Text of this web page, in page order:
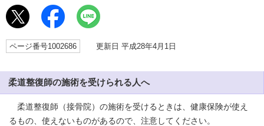
ページ番号1002686 更新日 平成28年4月1日
柔道整復師の施術を受けられる人へ
柔道整復師（接骨院）の施術を受けるときは、健康保険が使え
るもの、使えないものがあるので、注意してください。